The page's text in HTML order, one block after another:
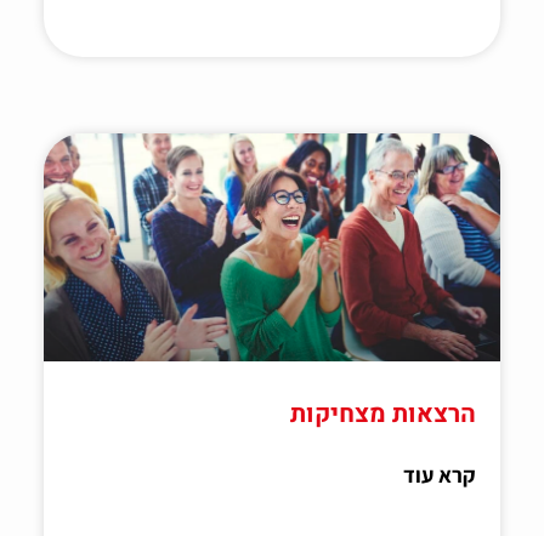
הרצאות מצחיקות
קרא עוד